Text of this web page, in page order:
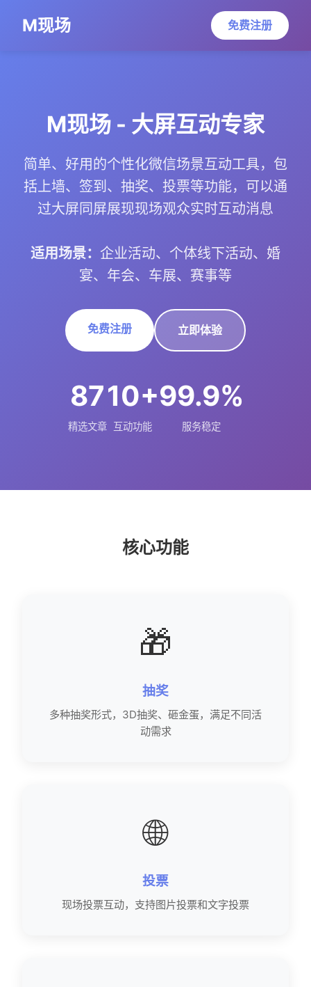
M现场 免费注册
M现场 - 大屏互动专家
简单、好用的个性化微信场景互动工具，包
括上墙、签到、抽奖、投票等功能，可以通
过大屏同屏展现现场观众实时互动消息
适用场景： 企业活动、个体线下活动、婚
宴、年会、车展、赛事等
免费注册 立即体验
87
精选文章
10+
互动功能
99.9%
服务稳定
核心功能
🎁
抽奖
多种抽奖形式，3D抽奖、砸金蛋，满足不同活
动需求
🌐
投票
现场投票互动，支持图片投票和文字投票